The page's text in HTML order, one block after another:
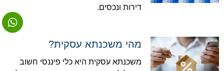
דירות ונכסים.
מהי משכנתא עסקית?
משכנתא עסקית היא כלי פיננסי חשוב